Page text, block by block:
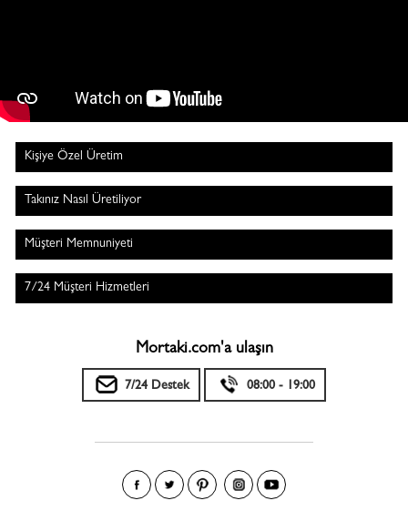
Kişiye Özel Üretim
Takınız Nasıl Üretiliyor
Müşteri Memnuniyeti
7/24 Müşteri Hizmetleri
Mortaki.com'a ulaşın
7/24 Destek 08:00 - 19:00